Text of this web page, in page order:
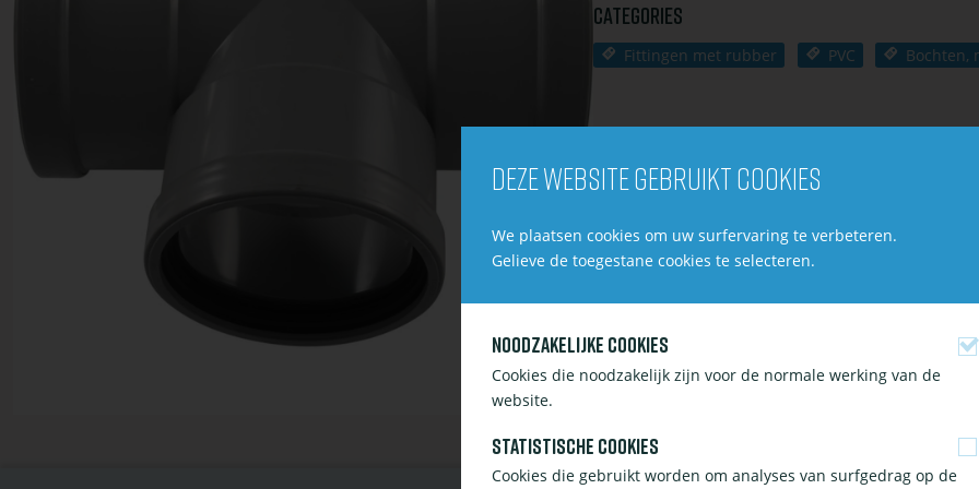
Categories
Fittingen met rubber PVC Bochten,
Deze website gebruikt cookies
We plaatsen cookies om uw surfervaring te verbeteren.
Gelieve de toegestane cookies te selecteren.
Noodzakelijke cookies
Cookies die noodzakelijk zijn voor de normale werking van de
website.
Statistische cookies
Cookies die gebruikt worden om analyses van surfgedrag op de